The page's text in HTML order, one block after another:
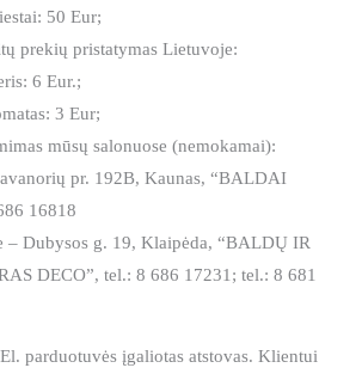
50 Eur;
prekių pristatymas Lietuvoje:
6 Eur.;
3 Eur;
mūsų salonuose (nemokamai):
pr. 192B, Kaunas, “BALDAI
16818
– Dubysos g. 19, Klaipėda, “BALDŲ IR
DECO”, tel.: 8 686 17231; tel.: 8 681
parduotuvės įgaliotas atstovas. Klientui